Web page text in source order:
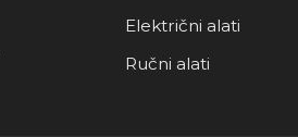
Električni alati
Ručni alati